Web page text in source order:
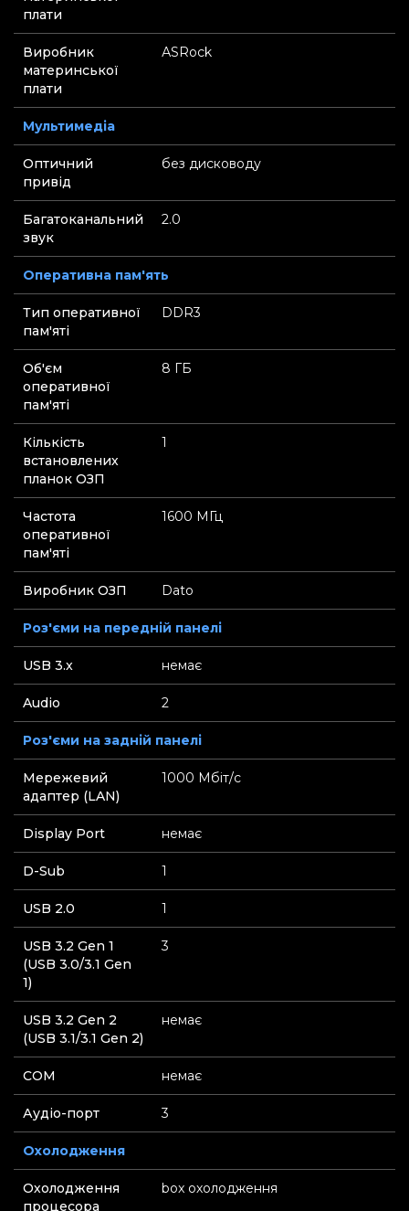
плати
Виробник
материнської
плати
АSRock
Мультимедіа
Оптичний
привід
без дисководу
Багатоканальний
звук
2.0
Оперативна пам'ять
Тип оперативної
пам'яті
DDR3
Об'єм
оперативної
пам'яті
8 ГБ
Кількість
встановлених
планок ОЗП
1
Частота
оперативної
пам'яті
1600 МГц
Виробник ОЗП Dato
Роз'єми на передній панелі
USB 3.x немає
Audio 2
Роз'єми на задній панелі
Мережевий
адаптер (LAN)
1000 Мбіт/с
Display Port немає
D-Sub 1
USB 2.0 1
USB 3.2 Gen 1
(USB 3.0/3.1 Gen
1)
3
USB 3.2 Gen 2
(USB 3.1/3.1 Gen 2)
немає
СOM немає
Аудіо-порт 3
Охолодження
Охолодження
процесора
box охолодження